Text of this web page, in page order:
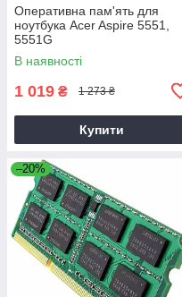
Оперативна пам'ять для
ноутбука Acer Aspire 5551,
5551G
В наявності
1 019 ₴ 1 273 ₴
Купити
–20%